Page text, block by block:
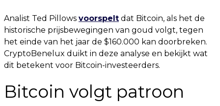
Analist Ted Pillows voorspelt dat Bitcoin, als het de
historische prijsbewegingen van goud volgt, tegen
het einde van het jaar de $160.000 kan doorbreken.
CryptoBenelux duikt in deze analyse en bekijkt wat
dit betekent voor Bitcoin-investeerders.
Bitcoin volgt patroon